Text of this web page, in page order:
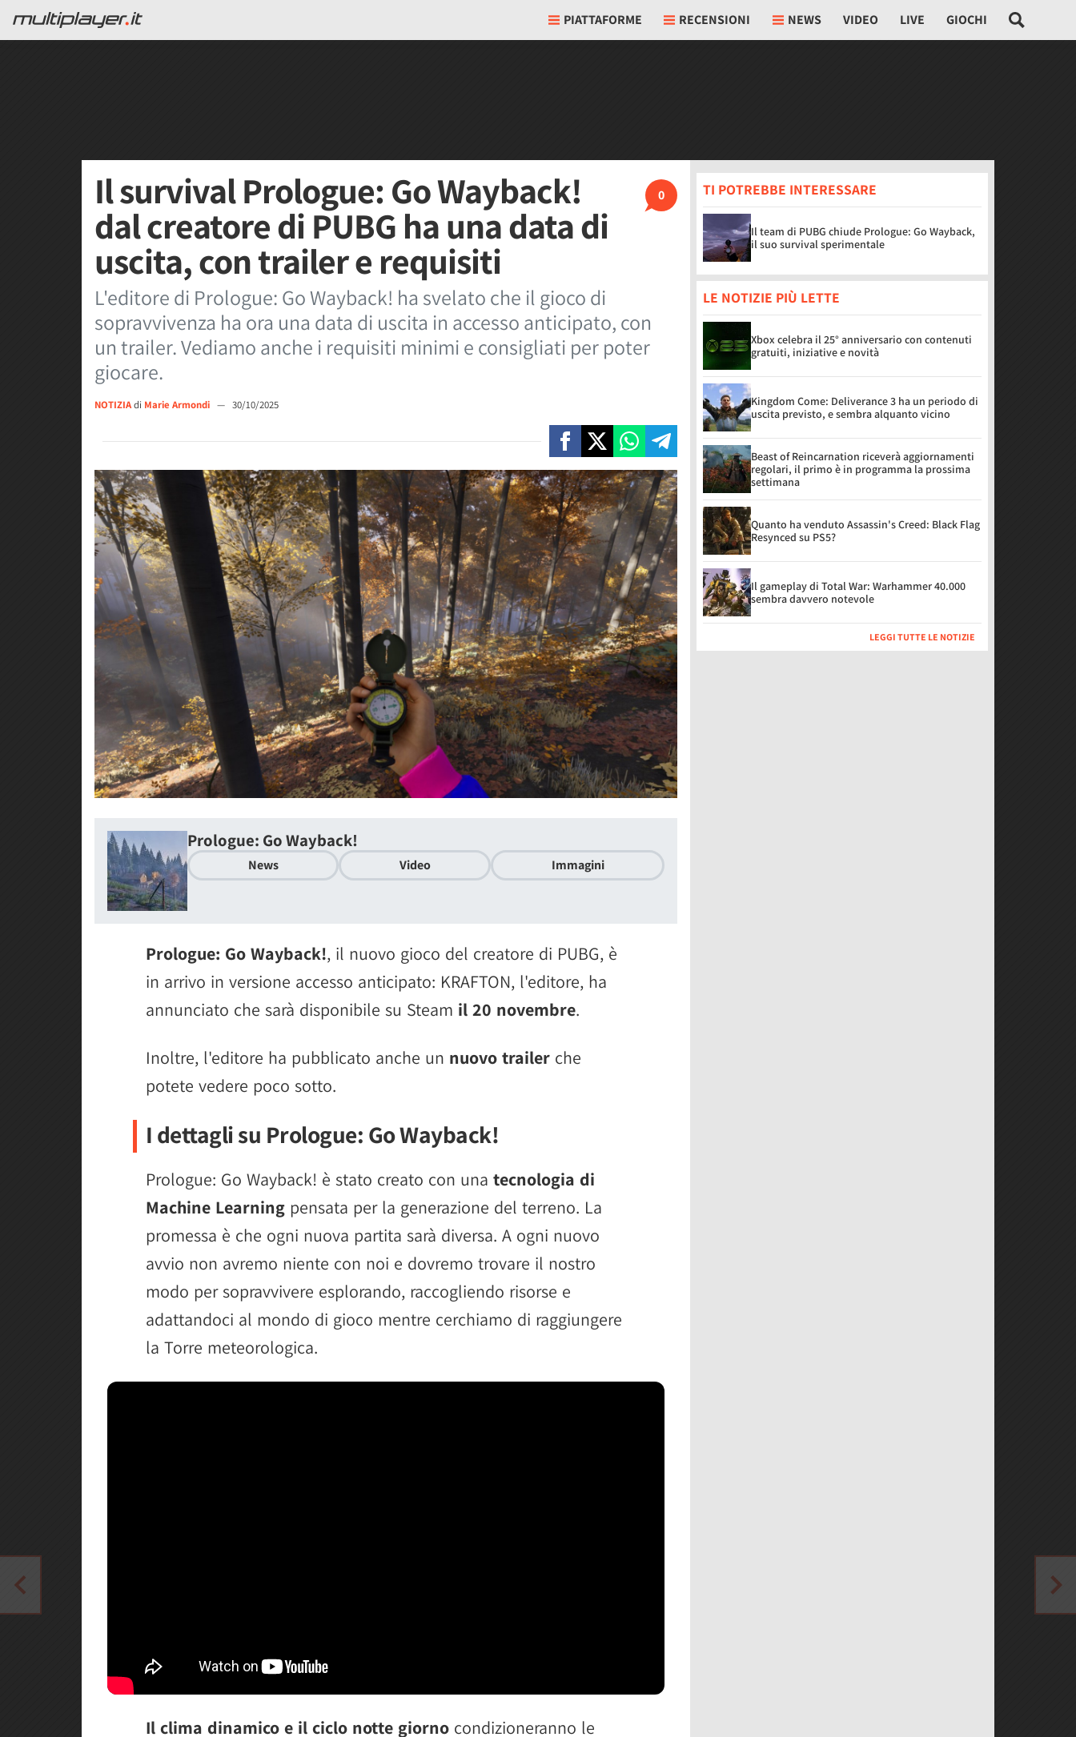
PIATTAFORME RECENSIONI NEWS VIDEO LIVE GIOCHI
0
Il survival Prologue: Go Wayback!
dal creatore di PUBG ha una data di
uscita, con trailer e requisiti
L'editore di Prologue: Go Wayback! ha svelato che il gioco di
sopravvivenza ha ora una data di uscita in accesso anticipato, con
un trailer. Vediamo anche i requisiti minimi e consigliati per poter
giocare.
NOTIZIAdi Marie Armondi — 30/10/2025
Prologue: Go Wayback!
News Video Immagini
Prologue: Go Wayback!, il nuovo gioco del creatore di PUBG, è
in arrivo in versione accesso anticipato: KRAFTON, l'editore, ha
annunciato che sarà disponibile su Steam il 20 novembre.
Inoltre, l'editore ha pubblicato anche un nuovo trailer che
potete vedere poco sotto.
I dettagli su Prologue: Go Wayback!
Prologue: Go Wayback! è stato creato con una tecnologia di
Machine Learning pensata per la generazione del terreno. La
promessa è che ogni nuova partita sarà diversa. A ogni nuovo
avvio non avremo niente con noi e dovremo trovare il nostro
modo per sopravvivere esplorando, raccogliendo risorse e
adattandoci al mondo di gioco mentre cerchiamo di raggiungere
la Torre meteorologica.
Il clima dinamico e il ciclo notte giorno condizioneranno le
TI POTREBBE INTERESSARE
Il team di PUBG chiude Prologue: Go Wayback,
il suo survival sperimentale
LE NOTIZIE PIÙ LETTE
Xbox celebra il 25° anniversario con contenuti
gratuiti, iniziative e novità
Kingdom Come: Deliverance 3 ha un periodo di
uscita previsto, e sembra alquanto vicino
Beast of Reincarnation riceverà aggiornamenti
regolari, il primo è in programma la prossima
settimana
Quanto ha venduto Assassin's Creed: Black Flag
Resynced su PS5?
Il gameplay di Total War: Warhammer 40.000
sembra davvero notevole
LEGGI TUTTE LE NOTIZIE